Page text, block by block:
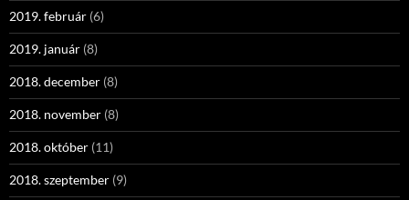
2019. február (6)
2019. január (8)
2018. december (8)
2018. november (8)
2018. október (11)
2018. szeptember (9)